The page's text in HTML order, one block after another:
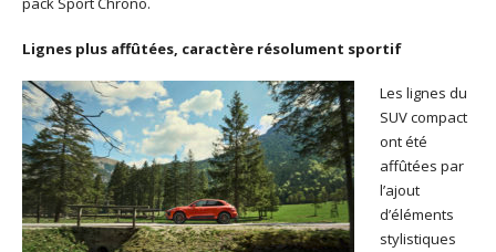
Lignes plus affûtées, caractère résolument sportif
Les lignes du
SUV compact
ont été
affûtées par
l’ajout
d’éléments
stylistiques